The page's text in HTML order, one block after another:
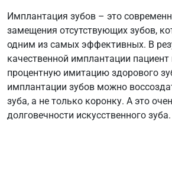
Имплантация зубов – это
замещения отсутствующих зубов,
одним из самых эффективных. В
качественной имплантации пациент
процентную имитацию здорового
имплантации зубов можно
зуба, а не только коронку. А это
долговечности искусственного зуба.